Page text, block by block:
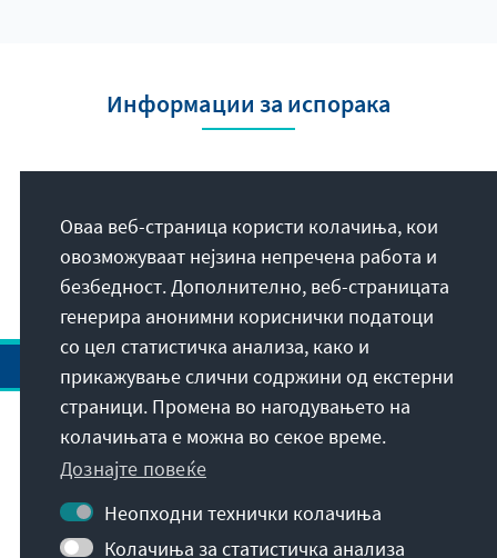
Информации за испорака
Konrad-Adenauer-
Stiftung e.V.
Адреса
Контакт
Оваа веб-страница користи колачиња, кои
овозможуваат нејзина непречена работа и
безбедност. Дополнително, веб-страницата
генерира анонимни кориснички податоци
со цел статистичка анализа, како и
прикажување слични содржини од екстерни
страници. Промена во нагодувањето на
колачињата е можна во секое време.
Дознајте повеќе
Неопходни технички колачиња
Колачиња за статистичка анализа